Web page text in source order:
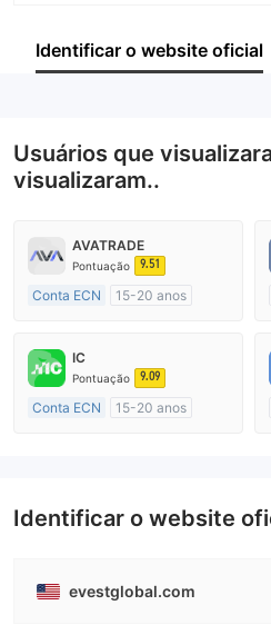
Funcionário da empresa
Identificar o website oficial
Usuários que
visualizaram..
AVATRADE
Pontuação 9.51
Conta ECN
15-20 anos
Market Marketing (MM)
Etiqueta principal MT4
IC
Pontuação 9.09
Conta ECN
15-20 anos
Identificar o website
evestglobal.com